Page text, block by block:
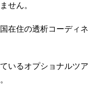
せん。
在住の透析コーディネ
いるオプショナルツア